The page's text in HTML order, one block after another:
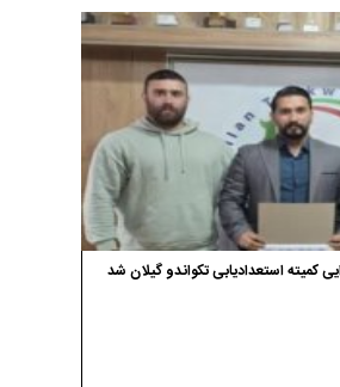
کمیته استعدادیابی تکواندو گیلان شد